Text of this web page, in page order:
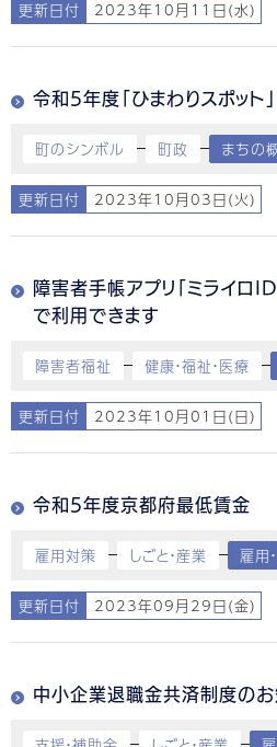
更新日付 2023年10月11日(水)
令和5年度「ひまわりスポット」
町のシンボル 町政 まちの
更新日付 2023年10月03日(火)
障害者手帳アプリ「ミライロ
で利用できます
障害者福祉 健康・福祉・医療
更新日付 2023年10月01日(日)
令和5年度京都府最低賃金
雇用対策 しごと・産業 雇用
更新日付 2023年09月29日(金)
中小企業退職金共済制度のお